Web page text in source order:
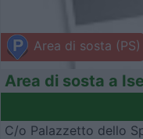
Area di sosta (PS)
Area di sosta a
C/o Palazzetto dello